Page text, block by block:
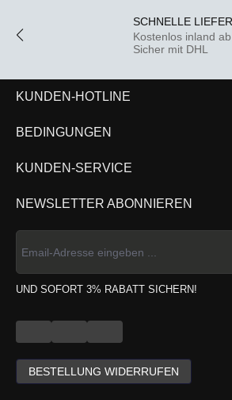
SCHNELLE
Kostenlos inland
Sicher mit DHL
KUNDEN-HOTLINE
BEDINGUNGEN
KUNDEN-SERVICE
NEWSLETTER ABONNIEREN
UND SOFORT 3% RABATT SICHERN!
BESTELLUNG WIDERRUFEN